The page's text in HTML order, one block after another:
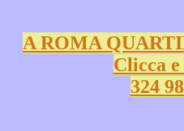
A ROMA
Clicca
324